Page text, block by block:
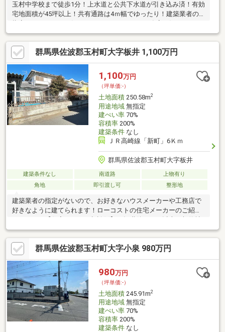
玉村中学校まで徒歩1分！上水道と公共下水道が引き込み済！有効
宅地面積が45坪以上！共有通路は4ｍ幅でゆったり！建築業者の
に建てられます！また、ローコスト住宅のご紹介もできますので
お気軽にお問い合わせください！土地と建物プランと諸費用を込
みにした場合、総額２，５００万円～注文住宅が建てられます！
※建物はお好きなようにフリープランで１から作成できますので
お気軽にお問い合わせください！※長期優良住宅やオール電化な
どもできます！
群馬県佐波郡玉村町大字板井 1,100万円
1,100万円
（坪単価:-）
土地面積250.58m2
用途地域無指定
建ぺい率70%
容積率200%
建築条件なし
ＪＲ高崎線「新町」6Ｋｍ
群馬県佐波郡玉村町大字板井
建築条件なし 南道路
上物有り
角地
即引渡し可 整形地
建築業者の指定がないので、お好きなハウスメーカーや工務店で
好きなように建てられます！ローコストの住宅メーカーのご紹介
できます！【住宅ローンご相談例】・転職後３か月以上・契約社
員・派遣・パート・Ｗワーク・自営業・車や商品のローンがあ
る・クレジットカードの分割払いがある・今の家を売って買い替
えたい・入院歴や持病がある・収入が低いが親の年金や子供の扶
養手当がある【他社で断られても朝日不動産で審査が通る可能性
がある方】※複数のリボ払いやキャッシングなどがあり、ローン
が厳しい方はコンサルティング料を申し受けます※ファイナンシ
ャルプランナー＆宅建士の五十嵐にご相談ください！
群馬県佐波郡玉村町大字小泉 980万円
980万円
（坪単価:-）
土地面積245.91m2
用途地域無指定
建ぺい率70%
容積率200%
建築条件なし